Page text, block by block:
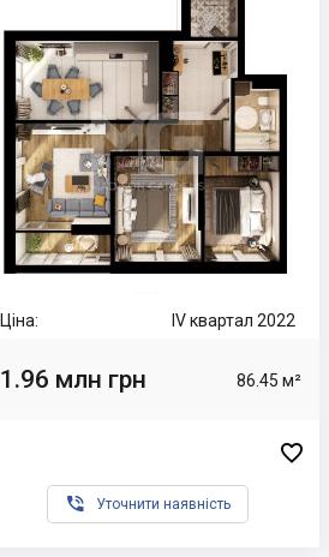
Ціна: IV квартал 2022
1.96 млн грн 86.45 м²

 Уточнити наявність